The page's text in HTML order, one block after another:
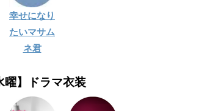
幸せになり
たいマサム
ネ君
】ドラマ衣装